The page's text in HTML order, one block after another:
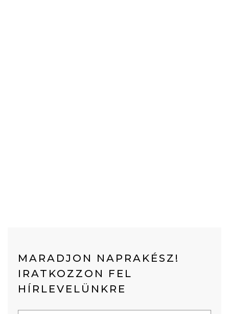
MARADJON NAPRAKÉSZ!
IRATKOZZON FEL
HÍRLEVELÜNKRE